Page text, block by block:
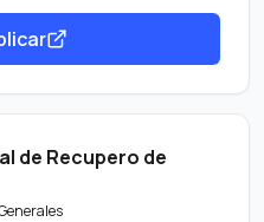
de Recupero de